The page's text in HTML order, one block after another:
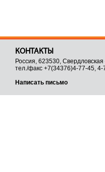
КОНТАКТЫ
Россия, 623530, Свердловская
тел./факс +7(34376)4-77-45,
Написать письмо